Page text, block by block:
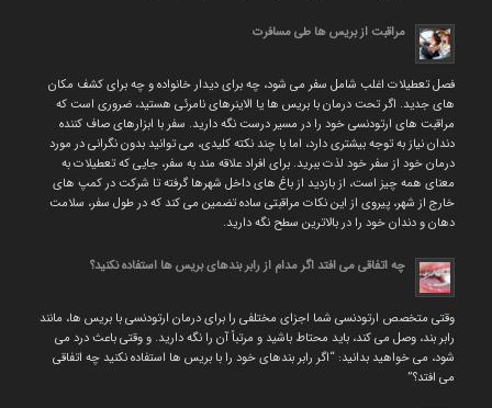
مراقبت از بریس ها طی مسافرت
فصل تعطیلات اغلب شامل سفر می شود، چه برای دیدار خانواده و چه برای کشف مکان
های جدید. اگر تحت درمان با بریس ها یا الاینرهای نامرئی هستید، ضروری است که
مراقبت های ارتودنسی خود را در مسیر درست نگه دارید. سفر با ابزارهای صاف کننده
دندان نیاز به توجه بیشتری دارد، اما با چند نکته کلیدی، می توانید بدون نگرانی در مورد
درمان خود از سفر خود لذت ببرید. برای افراد علاقه مند به سفر، جایی که تعطیلات به
معنای همه چیز است، از بازدید از باغ های داخل شهرها گرفته تا شرکت در کمپ های
خارج از شهر، پیروی از این نکات مراقبتی ساده تضمین می کند که در طول سفر، سلامت
دهان و دندان خود را در بالاترین سطح نگه دارید.
چه اتفاقی می افتد اگر مدام از رابر بندهای بریس ها استفاده نکنید؟
وقتی متخصص ارتودنسی شما اجزای مختلفی را برای درمان ارتودنسی با بریس ها، مانند
رابر بند، وصل می کند، باید محتاط باشید و مرتباً آن را نگه دارید. و وقتی باعث درد می
شود، می خواهید بدانید: “اگر رابر بندهای خود را با بریس ها استفاده نکنید چه اتفاقی
می افتد؟”